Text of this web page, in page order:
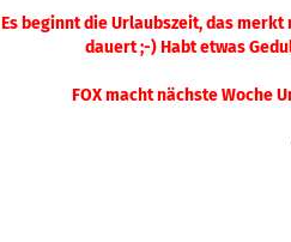
Es beginnt die Urlaubszeit, das
dauert ;-) Habt etwas
FOX macht nächste Woche